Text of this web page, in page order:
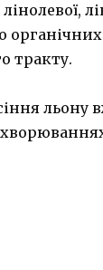
тракту.
льону